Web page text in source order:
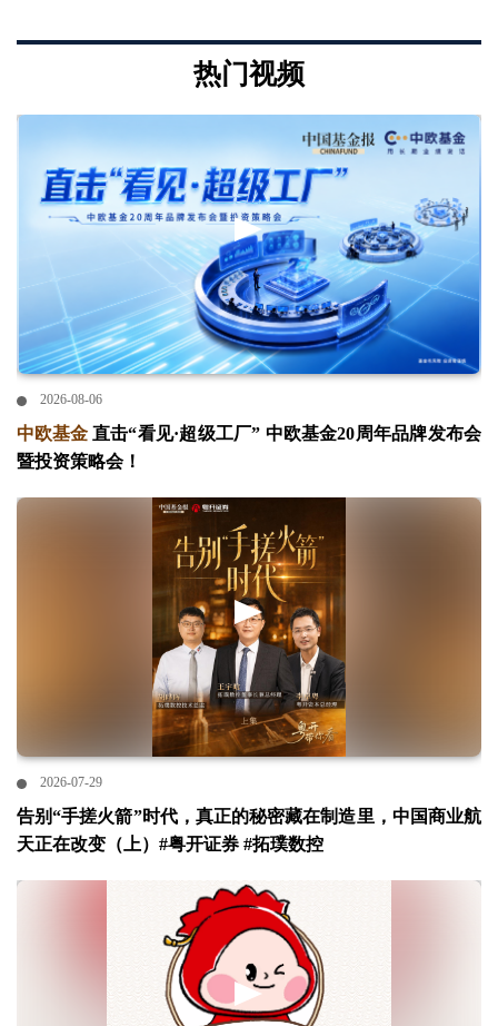
热门视频
2026-08-06
中欧基金 直击“看见·超级工厂” 中欧基金20周年品牌发布会
暨投资策略会！
2026-07-29
告别“手搓火箭”时代，真正的秘密藏在制造里，中国商业航
天正在改变（上）#粤开证券 #拓璞数控